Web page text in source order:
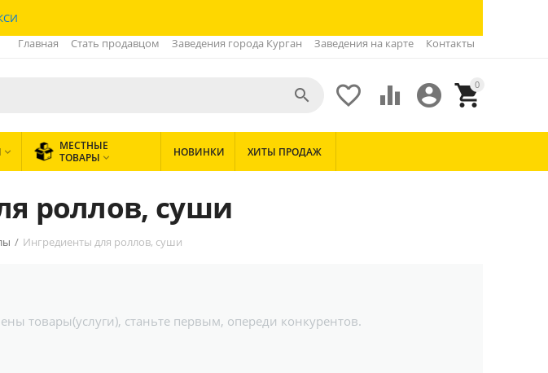
Главная Стать продавцом Заведения города Курган Заведения на карте Контакты
0


 


МЕСТНЫЕ
ТОВАРЫ  НОВИНКИ ХИТЫ ПРОДАЖ
роллов, суши
/ Ингредиенты для роллов, суши
товары(услуги), станьте первым, опереди конкурентов.